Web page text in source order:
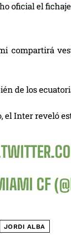
oficial el
compartirá
de los
el Inter reveló
CF
JORDI ALBA